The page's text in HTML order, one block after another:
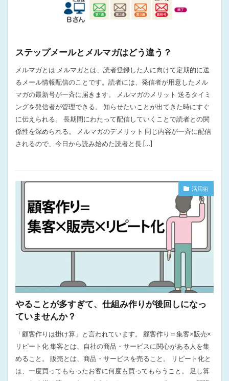
ステップメールとメルマガはどう違う？
メルマガとは メルマガとは、読者登録した人に向けて定期的に送
るメール情報配信のことです。読者には、発信者が用意したメル
マガの最新号が一斉に届きます。 メルマガのメリット 送るタイミ
ングを発信者が管理できる。 知らせたいことが出てきた時にすぐ
に伝えられる。 長期間にわたって配信していくことで読者との関
係性を深められる。 メルマガのデメリット 同じ内容が一斉に配信
されるので、今日から読み始めた読者と長 […]
活用術
やることが多すぎて、仕組み作りが後回しになっ
ていませんか？
「顧客作りは掛け算」と言われています。 顧客作り＝集客×販売×
リピート化 集客とは、自社の商品・サービスに関心がある人を集
めること。 販売とは、商品・サービスを売ること。 リピート化と
は、一度買ってもらったお客に何度も買ってもらうこと。 足し算